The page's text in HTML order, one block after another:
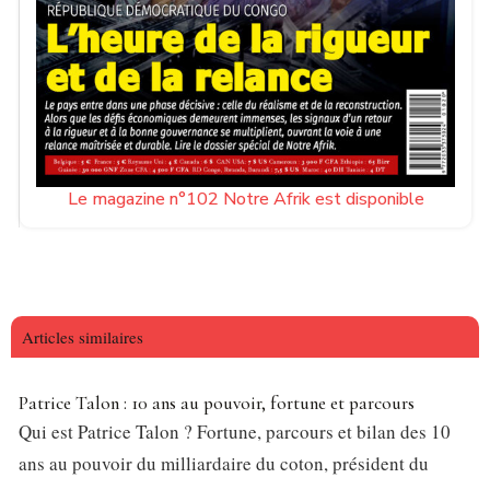
Le magazine n°102 Notre Afrik est disponible
Articles similaires
Patrice Talon : 10 ans au pouvoir, fortune et parcours
Qui est Patrice Talon ? Fortune, parcours et bilan des 10
ans au pouvoir du milliardaire du coton, président du